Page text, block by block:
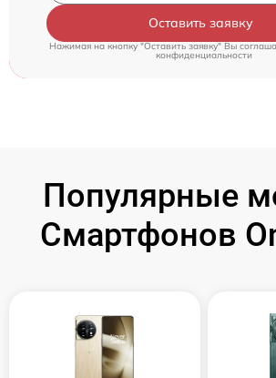
Оставить заявку
Нажимая на кнопку "Оставить заявку" Вы
конфиденциальности
Популярные
Смартфонов